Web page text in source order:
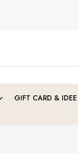
GIFT CARD &